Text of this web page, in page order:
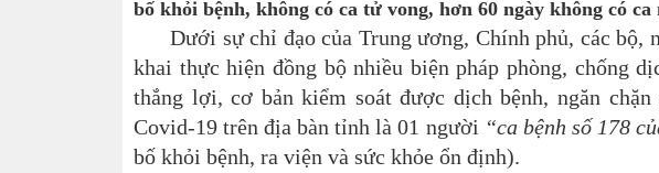
bố khỏi bệnh, không có ca tử vong, hơn 60 ngày không có
Dưới sự chỉ đạo của Trung ương, Chính phủ, các bộ,
khai thực hiện đồng bộ nhiều biện pháp phòng, chống
thắng lợi, cơ bản kiểm soát được dịch bệnh, ngăn
Covid-19 trên địa bàn tỉnh là 01 người “ca bệnh số 178
bố khỏi bệnh, ra viện và sức khỏe ổn định).